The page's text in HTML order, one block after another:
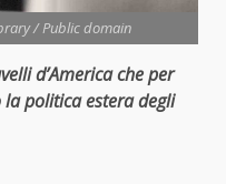
/ Public domain
d’America che per
politica estera degli